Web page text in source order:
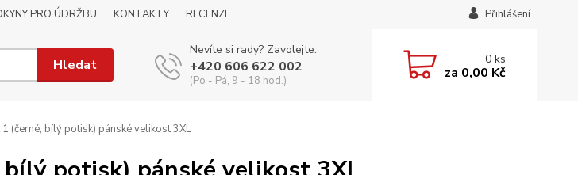
PRO ÚDRŽBU KONTAKTY RECENZE Přihlášení
Hledat
Nevíte si rady? Zavolejte.
+420 606 622 002
(Po - Pá, 9 - 18 hod.)
0ks
za 0,00 Kč
1 (černé, bílý potisk) pánské velikost 3XL